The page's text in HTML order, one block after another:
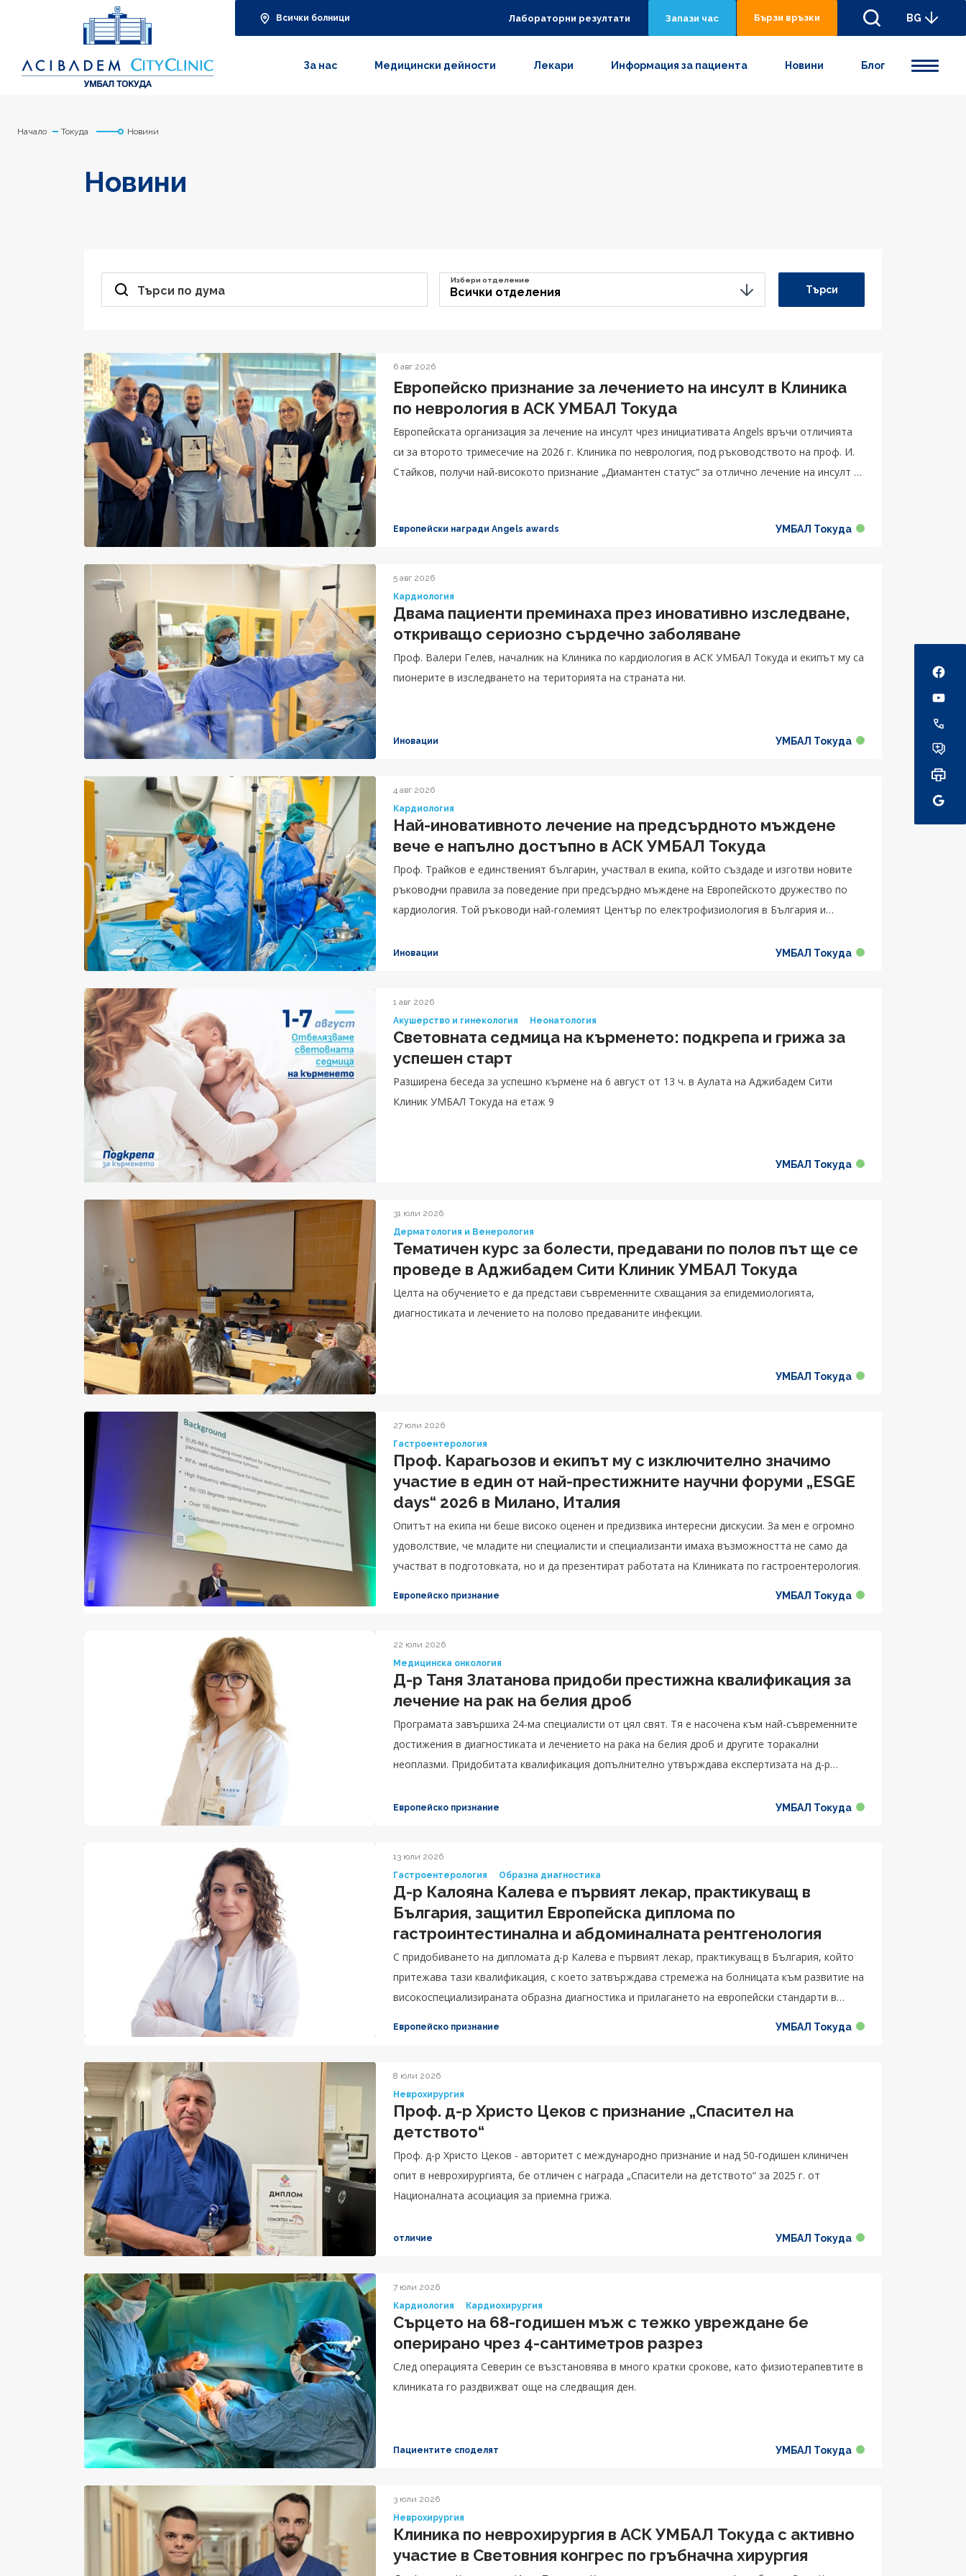
Всички болници Лабораторни резултати Запази час Бързи връзки BG
За нас Медицински дейности Лекари Информация за пациента Новини Блог
Начало Токуда Новини
Новини
Търси по дума Всички отделения
Избери отделение
Търси
6 авг 2026
Европейско признание за лечението на инсулт в Клиника
по неврология в АСК УМБАЛ Токуда
Eвропейската организация за лечение на инсулт чрез инициативата Angels връчи отличията
си за второто тримесечие на 2026 г. Клиника по неврология, под ръководството на проф. И.
Стайков, получи най-високото признание „Диамантен статус“ за отлично лечение на инсулт и
Европейски награди Angels awards УМБАЛ Токуда
5 авг 2026
Кардиология
Двама пациенти преминаха през иновативно изследване,
откриващо сериозно сърдечно заболяване
Проф. Валери Гелев, началник на Клиника по кардиология в АСК УМБАЛ Токуда и екипът му са
пионерите в изследването на територията на страната ни.
Иновации УМБАЛ Токуда
4 авг 2026
Кардиология
Най-иновативното лечение на предсърдното мъждене
вече е напълно достъпно в АСК УМБАЛ Токуда
Проф. Трайков е единственият българин, участвал в екипа, който създаде и изготви новите
ръководни правила за поведение при предсърдно мъждене на Европейското дружество по
кардиология. Той ръководи най-големият Център по електрофизиология в България и
Иновации УМБАЛ Токуда
1 авг 2026
Акушерство и гинекология
Неонатология
Световната седмица на кърменето: подкрепа и грижа за
успешен старт
Разширена беседа за успешно кърмене на 6 август от 13 ч. в Аулата на Аджибадем Сити
Клиник УМБАЛ Токуда на етаж 9
УМБАЛ Токуда
31 юли 2026
Дерматология и Венерология
Тематичен курс за болести, предавани по полов път ще се
проведе в Аджибадем Сити Клиник УМБАЛ Токуда
Целта на обучението е да представи съвременните схващания за епидемиологията,
диагностиката и лечението на полово предаваните инфекции.
УМБАЛ Токуда
27 юли 2026
Гастроентерология
Проф. Карагьозов и екипът му с изключително значимо
участие в един от най-престижните научни форуми „ESGE
days“ 2026 в Милано, Италия
Опитът на екипа ни беше високо оценен и предизвика интересни дискусии. За мен е огромно
удоволствие, че младите ни специалисти и специализанти имаха възможността не само да
участват в подготовката, но и да презентират работата на Клиниката по гастроентерология.
Европейско признание УМБАЛ Токуда
22 юли 2026
Медицинска онкология
Д-р Таня Златанова придоби престижна квалификация за
лечение на рак на белия дроб
Програмата завършиха 24-ма специалисти от цял свят. Тя е насочена към най-съвременните
достижения в диагностиката и лечението на рака на белия дроб и другите торакални
неоплазми. Придобитата квалификация допълнително утвърждава експертизата на д-р
Европейско признание УМБАЛ Токуда
13 юли 2026
Гастроентерология
Образна диагностика
Д-р Калояна Калева е първият лекар, практикуващ в
България, защитил Европейска диплома по
гастроинтестинална и абдоминалната рентгенология
С придобиването на дипломата д-р Калева е първият лекар, практикуващ в България, който
притежава тази квалификация, с което затвърждава стремежа на болницата към развитие на
високоспециализираната образна диагностика и прилагането на европейски стандарти в
Европейско признание УМБАЛ Токуда
8 юли 2026
Неврохирургия
Проф. д-р Христо Цеков с признание „Спасител на
детството“
Проф. д-р Христо Цеков - авторитет с международно признание и над 50-годишен клиничен
опит в неврохирургията, бе отличен с награда „Спасители на детството“ за 2025 г. от
Националната асоциация за приемна грижа.
отличие УМБАЛ Токуда
7 юли 2026
Кардиология
Кардиохирургия
Сърцето на 68-годишен мъж с тежко увреждане бе
оперирано чрез 4-сантиметров разрез
След операцията Северин се възстановява в много кратки срокове, като физиотерапевтите в
клиниката го раздвижват още на следващия ден.
Пациентите споделят УМБАЛ Токуда
3 юли 2026
Неврохирургия
Клиника по неврохирургия в АСК УМБАЛ Токуда с активно
участие в Световния конгрес по гръбначна хирургия